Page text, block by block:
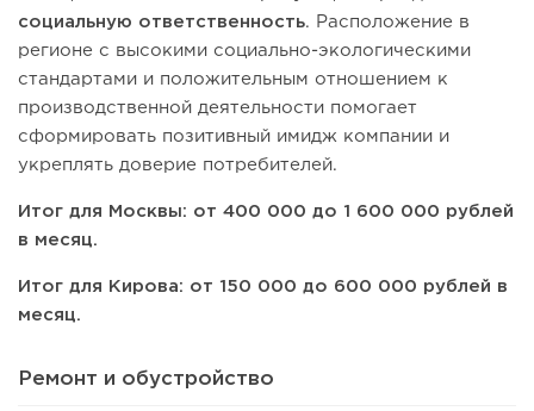
социальную ответственность. Расположение в
регионе с высокими социально-экологическими
стандартами и положительным отношением к
производственной деятельности помогает
сформировать позитивный имидж компании и
укреплять доверие потребителей.
Итог для Москвы: от 400 000 до 1 600 000 рублей
в месяц.
Итог для Кирова: от 150 000 до 600 000 рублей в
месяц.
Ремонт и обустройство